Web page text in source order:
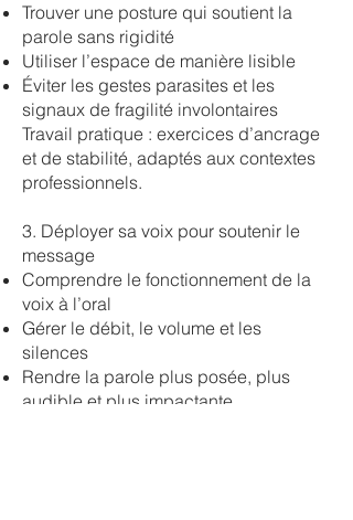
Trouver une posture qui soutient la
parole sans rigidité
Utiliser l’espace de manière lisible
Éviter les gestes parasites et les
signaux de fragilité involontaires
Travail pratique : exercices d’ancrage
et de stabilité, adaptés aux contextes
professionnels.
3. Déployer sa voix pour soutenir le
message
Comprendre le fonctionnement de la
voix à l’oral
Gérer le débit, le volume et les
silences
Rendre la parole plus posée, plus
audible et plus impactante